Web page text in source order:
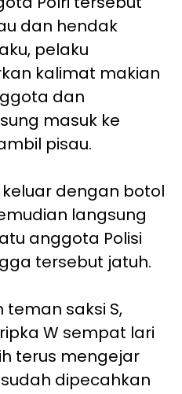
dan hendak
pelaku
kalimat makian
dan
masuk ke
pisau.
keluar dengan botol
langsung
anggota Polisi
tersebut jatuh.
teman saksi S,
W sempat lari
terus mengejar
dipecahkan